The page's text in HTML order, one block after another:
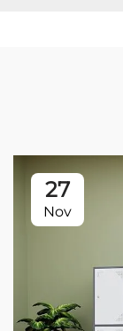
27
Nov